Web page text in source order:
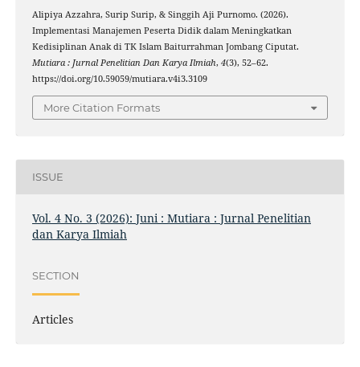
Alipiya Azzahra, Surip Surip, & Singgih Aji Purnomo. (2026).
Implementasi Manajemen Peserta Didik dalam Meningkatkan
Kedisiplinan Anak di TK Islam Baiturrahman Jombang Ciputat.
Mutiara : Jurnal Penelitian Dan Karya Ilmiah, 4(3), 52–62.
https://doi.org/10.59059/mutiara.v4i3.3109
More Citation Formats
ISSUE
Vol. 4 No. 3 (2026): Juni : Mutiara : Jurnal Penelitian
dan Karya Ilmiah
SECTION
Articles